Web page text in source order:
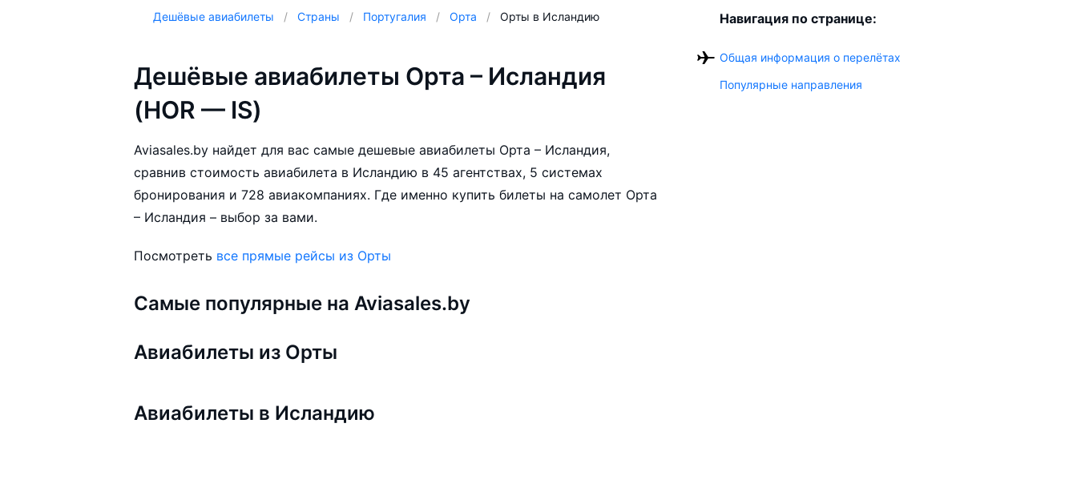
Дешёвые авиабилеты Страны Португалия Орта Орты в Исландию
Дешёвые авиабилеты Орта – Исландия
(HOR — IS)
Aviasales.by найдет для вас самые дешевые авиабилеты Орта – Исландия,
сравнив стоимость авиабилета в Исландию в 45 агентствах, 5 системах
бронирования и 728 авиакомпаниях. Где именно купить билеты на самолет Орта
– Исландия – выбор за вами.
Посмотреть все прямые рейсы из Орты
Самые популярные на Aviasales.by
Авиабилеты из Орты
Авиабилеты в Исландию
Навигация по странице:
Общая информация о перелётах
Популярные направления